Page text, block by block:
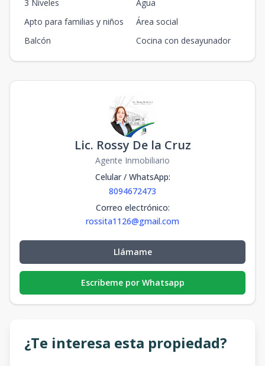
3 Niveles
Agua
Apto para familias y niños
Área social
Balcón
Cocina con desayunador
Lic. Rossy De la Cruz
Agente Inmobiliario
Celular / WhatsApp:
8094672473
Correo electrónico:
rossita1126@gmail.com
Llámame
Escribeme por Whatsapp
¿Te interesa esta propiedad?